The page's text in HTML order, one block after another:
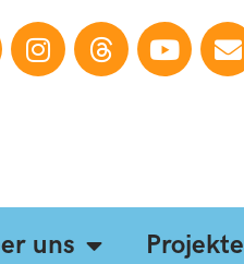
uns Projekte